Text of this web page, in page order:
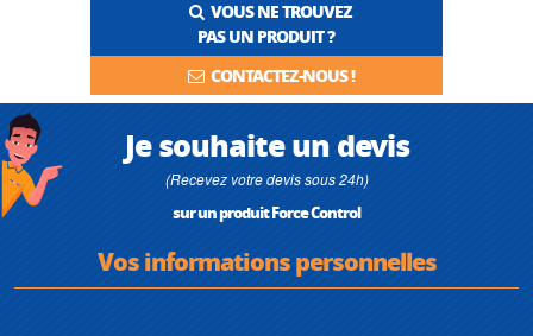
VOUS NE TROUVEZ
PAS UN PRODUIT ?
CONTACTEZ-NOUS !
Je souhaite un devis
(Recevez votre devis sous 24h)
sur un produit Force Control
Vos informations personnelles